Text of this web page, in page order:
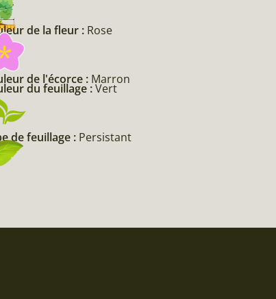
de la fleur : Rose
de l'écorce : Marron
du feuillage :Vert
de feuillage : Persistant